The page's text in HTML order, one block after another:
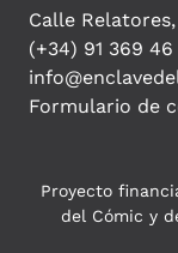
Calle Relatores,
(+34) 91 369 46
Formulario de
Proyecto
del Cómic y